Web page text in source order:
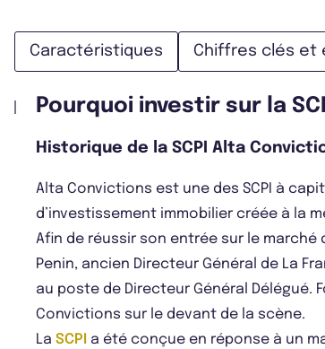
Caractéristiques Chiffres clés et
Pourquoi investir sur la
Historique de la SCPI Alta
Alta Convictions est une des SCPI à
d’investissement immobilier créée à la
Afin de réussir son entrée sur le marché
Penin, ancien Directeur Général de La
au poste de Directeur Général Délégué.
Convictions sur le devant de la scène.
La SCPI a été conçue en réponse à un